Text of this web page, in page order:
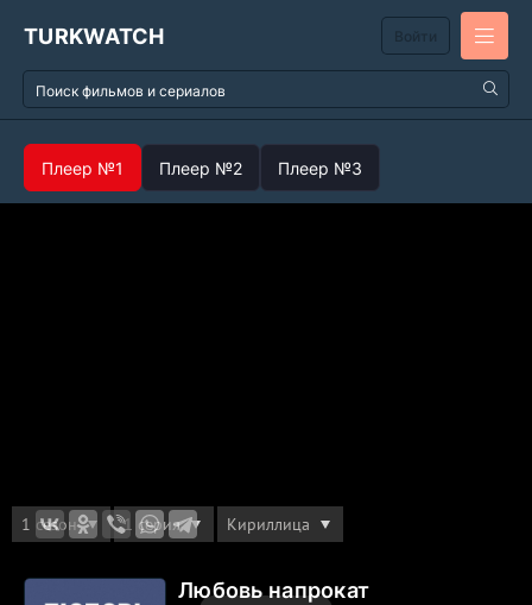
TURKWATCH Войти
Плеер №1 Плеер №2 Плеер №3
Любовь напрокат